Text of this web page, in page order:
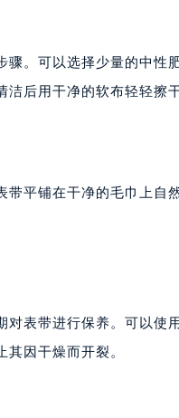
。可以选择少量的中性
后用干净的软布轻轻擦
平铺在干净的毛巾上自
表带进行保养。可以使
因干燥而开裂。